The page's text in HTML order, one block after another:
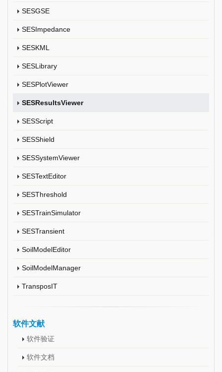
SESGSE
SESImpedance
SESKML
SESLibrary
SESPlotViewer
SESResultsViewer
SESScript
SESShield
SESSystemViewer
SESTextEditor
SESThreshold
SESTrainSimulator
SESTransient
SoilModelEditor
SoilModelManager
TransposIT
软件文献
软件验证
软件文档